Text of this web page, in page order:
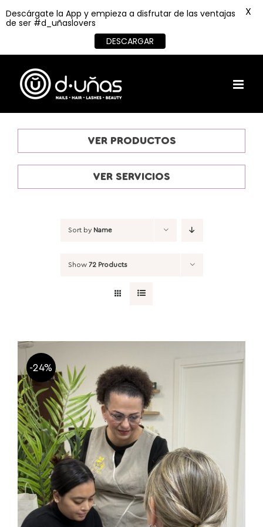
content
VER PRODUCTOS
VER SERVICIOS
Sort by Name
Show 72 Products
-24%
Descárgate la App y empieza a disfrutar de las ventajas
de ser #d_uñaslovers
DESCARGAR
X